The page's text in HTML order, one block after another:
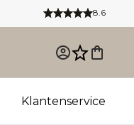
8.6
Klantenservice